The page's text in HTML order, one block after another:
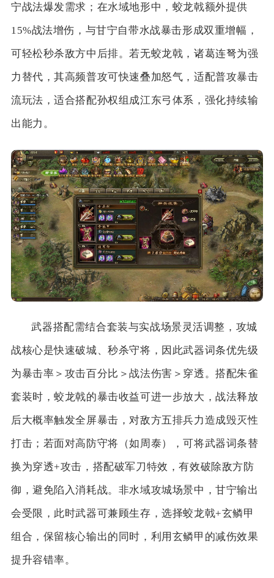
宁战法爆发需求；在水域地形中，蛟龙戟额外提供
15%战法增伤，与甘宁自带水战暴击形成双重增幅，
可轻松秒杀敌方中后排。若无蛟龙戟，诸葛连弩为强
力替代，其高频普攻可快速叠加怒气，适配普攻暴击
流玩法，适合搭配孙权组成江东弓体系，强化持续输
出能力。
武器搭配需结合套装与实战场景灵活调整，攻城
战核心是快速破城、秒杀守将，因此武器词条优先级
为暴击率＞攻击百分比＞战法伤害＞穿透。搭配朱雀
套装时，蛟龙戟的暴击收益可进一步放大，战法释放
后大概率触发全屏暴击，对敌方五排兵力造成毁灭性
打击；若面对高防守将（如周泰），可将武器词条替
换为穿透+攻击，搭配破军刀特效，有效破除敌方防
御，避免陷入消耗战。非水域攻城场景中，甘宁输出
会受限，此时武器可兼顾生存，选择蛟龙戟+玄鳞甲
组合，保留核心输出的同时，利用玄鳞甲的减伤效果
提升容错率。